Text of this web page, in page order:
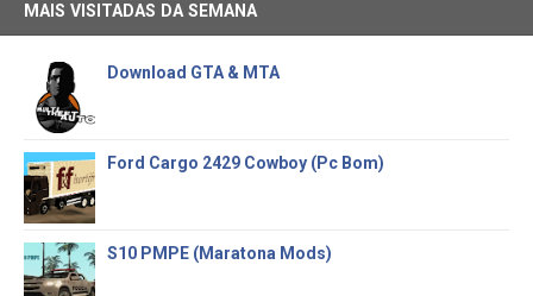
MAIS VISITADAS DA SEMANA
Download GTA & MTA
Ford Cargo 2429 Cowboy (Pc Bom)
S10 PMPE (Maratona Mods)